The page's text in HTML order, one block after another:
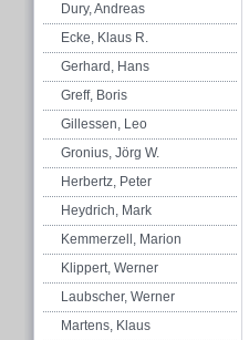
Dury, Andreas
Ecke, Klaus R.
Gerhard, Hans
Greff, Boris
Gillessen, Leo
Gronius, Jörg W.
Herbertz, Peter
Heydrich, Mark
Kemmerzell, Marion
Klippert, Werner
Laubscher, Werner
Martens, Klaus